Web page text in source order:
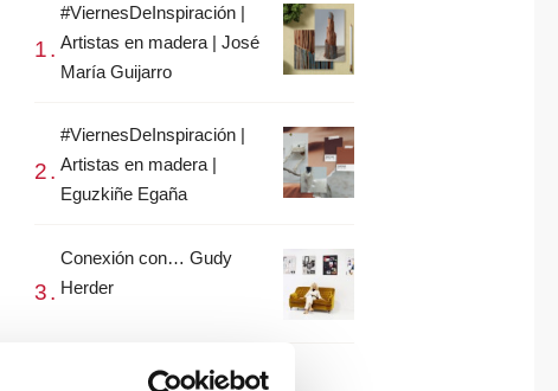
#ViernesDeInspiración |
Artistas en madera | José
María Guijarro
#ViernesDeInspiración |
Artistas en madera |
Eguzkiñe Egaña
Conexión con… Gudy
Herder